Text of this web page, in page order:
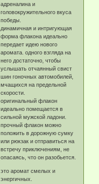
адреналина и
головокружительного вкуса
победы.
динамичная и интригующая
форма флакона идеально
передает идею нового
аромата. одного взгляда на
него достаточно, чтобы
услышать отчаянный свист
шин гоночных автомобилей,
мчащихся на предельной
скорости.
оригинальный флакон
идеально помещается в
сильной мужской ладони.
прочный флакон можно
положить в дорожную сумку
или рюкзак и отправиться на
встречу приключениям, не
опасаясь, что он разобьется.
это аромат смелых и
энергичных.